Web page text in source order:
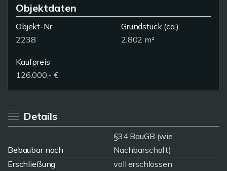
Objektdaten
Objekt-Nr.
2238
Grundstück(ca.)
2.802 m²
Kaufpreis
126.000,- €
Details
Bebaubar nach
§34 BauGB (wie
Nachbarschaft)
Erschließung
voll erschlossen